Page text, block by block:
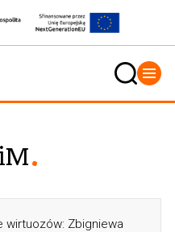
wirtuozów: Zbigniewa